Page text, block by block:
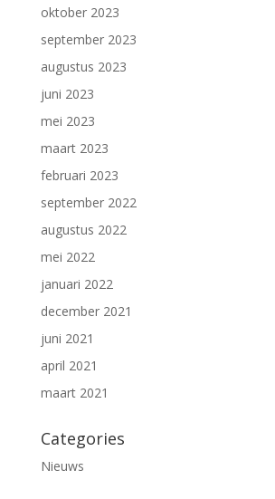
oktober 2023
september 2023
augustus 2023
juni 2023
mei 2023
maart 2023
februari 2023
september 2022
augustus 2022
mei 2022
januari 2022
december 2021
juni 2021
april 2021
maart 2021
Categories
Nieuws